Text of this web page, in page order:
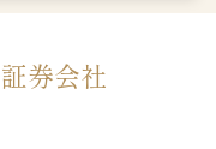
券会社